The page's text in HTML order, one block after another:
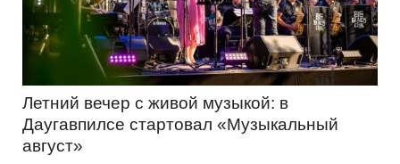
Летний вечер с живой музыкой: в
Даугавпилсе стартовал «Музыкальный
август»